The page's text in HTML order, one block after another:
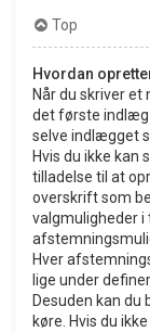
Top
Hvordan
Når du skriver et
det første indlæg
selve indlægget
Hvis du ikke kan
tilladelse til at
overskrift som
valgmuligheder
Hver
lige under
Desuden kan du
køre. Hvis du